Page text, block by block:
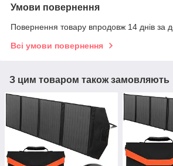
Умови повернення
Повернення товару впродовж 14 днів за
Всі умови повернення
З цим товаром також замовляють